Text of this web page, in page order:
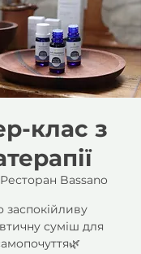
клас з
Ресторан Bassano
суміш для